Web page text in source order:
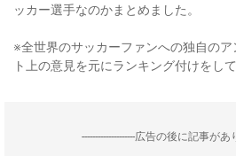
ッカー選手なのかまとめました。
※全世界のサッカーファンへの独自の
ト上の意見を元にランキング付けをし
--------------------広告の後に記事があ